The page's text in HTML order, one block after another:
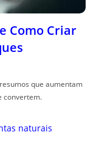
Como Criar
que aumentam
convertem.